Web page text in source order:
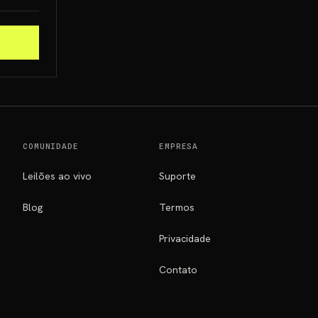
COMUNIDADE
Leilões ao vivo
Blog
EMPRESA
Suporte
Termos
Privacidade
Contato